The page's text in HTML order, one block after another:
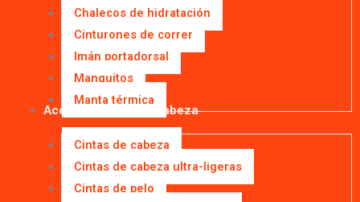
Chalecos de hidratación
Cinturones de correr
Imán portadorsal
Manguitos
Manta térmica
Accesorios para la cabeza
Cintas de cabeza
Cintas de cabeza ultra-ligeras
Cintas de pelo